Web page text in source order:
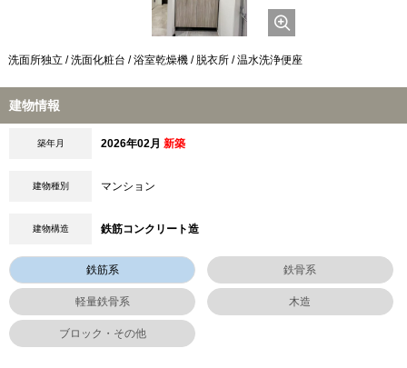
洗面所独立 / 洗面化粧台 / 浴室乾燥機 / 脱衣所 / 温水洗浄便座
建物情報
築年月 2026年02月 新築
建物種別 マンション
建物構造 鉄筋コンクリート造
鉄筋系 鉄骨系
軽量鉄骨系 木造
ブロック・その他